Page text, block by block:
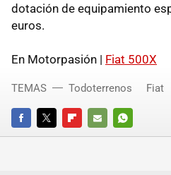
dotación de equipamiento
euros.
En Motorpasión | Fiat 500X
FACEBOOKTWITTERFLIPBOARD
E-
WHATSAPP
TEMAS Todoterrenos Fiat